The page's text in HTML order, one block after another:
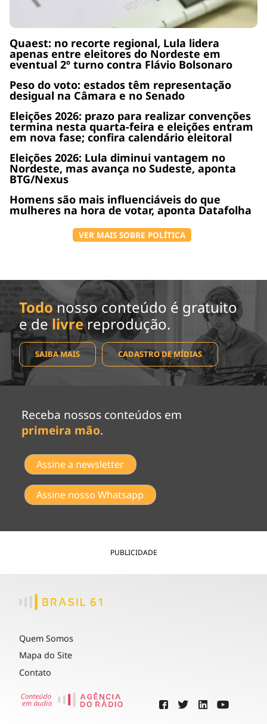
Quaest: no recorte regional, Lula lidera
apenas entre eleitores do Nordeste em
eventual 2º turno contra Flávio Bolsonaro
Peso do voto: estados têm representação
desigual na Câmara e no Senado
Eleições 2026: prazo para realizar convenções
termina nesta quarta-feira e eleições entram
em nova fase; confira calendário eleitoral
Eleições 2026: Lula diminui vantagem no
Nordeste, mas avança no Sudeste, aponta
BTG/Nexus
Homens são mais influenciáveis do que
mulheres na hora de votar, aponta Datafolha
VER MAIS SOBRE POLÍTICA
Todo nosso conteúdo é gratuito
e de livrereprodução.
SAIBA MAIS CADASTRO DE MÍDIAS
Receba nossos conteúdos em
primeira mão.
Assine a newsletter
Assine nosso Whatsapp
PUBLICIDADE
Quem Somos
Mapa do Site
Contato